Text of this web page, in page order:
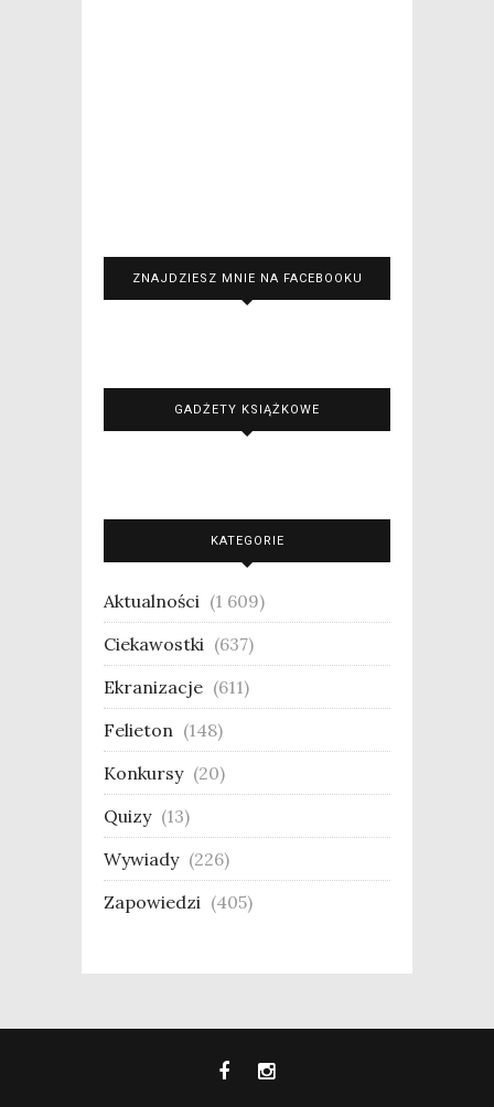
ZNAJDZIESZ MNIE NA FACEBOOKU
GADŻETY KSIĄŻKOWE
KATEGORIE
Aktualności (1 609)
Ciekawostki (637)
Ekranizacje (611)
Felieton (148)
Konkursy (20)
Quizy (13)
Wywiady (226)
Zapowiedzi (405)